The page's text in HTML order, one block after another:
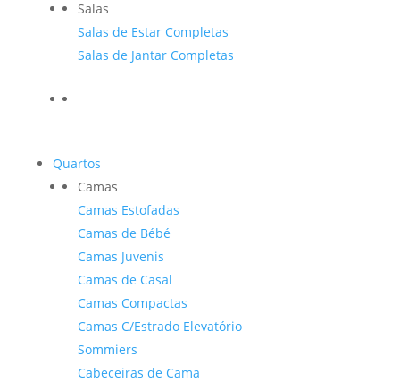
Salas
Salas de Estar Completas
Salas de Jantar Completas
Quartos
Camas
Camas Estofadas
Camas de Bébé
Camas Juvenis
Camas de Casal
Camas Compactas
Camas C/Estrado Elevatório
Sommiers
Cabeceiras de Cama